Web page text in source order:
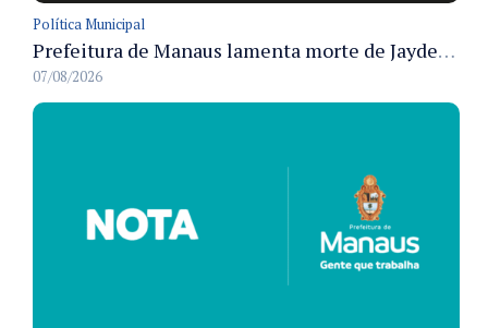
Política Municipal
Prefeitura de Manaus lamenta morte de Jayder Rego do Nascimento e informa velório na cidade
07/08/2026